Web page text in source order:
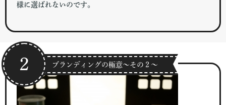
様に選ばれないのです。
ブランディングの極意～その２～
２